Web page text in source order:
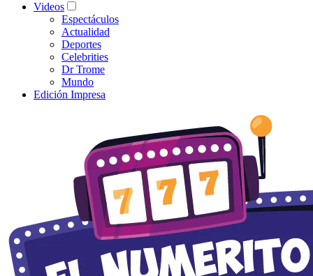
Videos
Espectáculos
Actualidad
Deportes
Celebrities
Dr Trome
Mundo
Edición Impresa